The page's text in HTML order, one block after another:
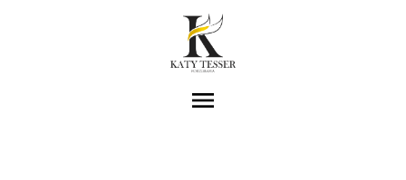
menu